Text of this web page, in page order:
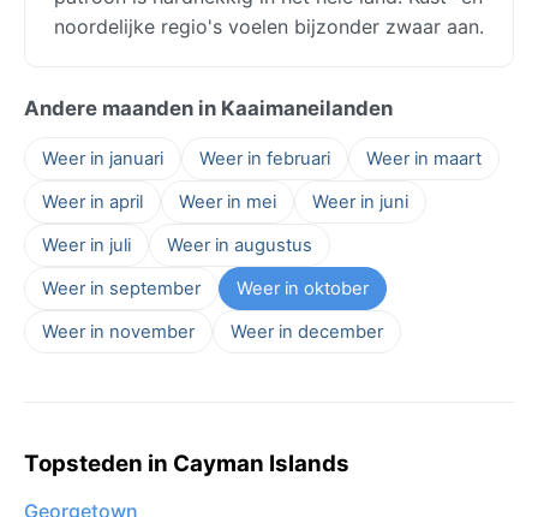
noordelijke regio's voelen bijzonder zwaar aan.
Andere maanden in Kaaimaneilanden
Weer in januari Weer in februari
Weer in maart
Weer in april
Weer in mei
Weer in juni
Weer in juli
Weer in augustus
Weer in september
Weer in oktober
Weer in november
Weer in december
Topsteden in Cayman Islands
Georgetown